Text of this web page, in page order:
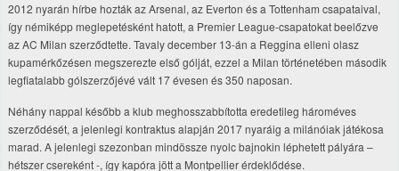
2012 nyarán hírbe hozták az Arsenal, az Everton és a Tottenham csapataival,
így némiképp meglepetésként hatott, a Premier League-csapatokat beelőzve
az AC Milan szerződtette. Tavaly december 13-án a Reggina elleni olasz
kupamérkőzésen megszerezte első gólját, ezzel a Milan történetében második
legfiatalabb gólszerzőjévé vált 17 évesen és 350 naposan.
Néhány nappal később a klub meghosszabbította eredetileg hároméves
szerződését, a jelenlegi kontraktus alapján 2017 nyaráig a milánóiak játékosa
marad. A jelenlegi szezonban mindössze nyolc bajnokin léphetett pályára –
hétszer csereként -, így kapóra jött a Montpellier érdeklődése.